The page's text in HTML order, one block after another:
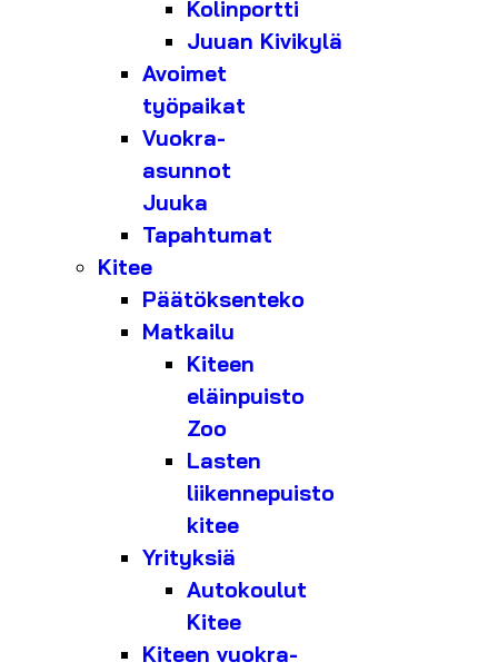
Kolinportti
Juuan Kivikylä
Avoimet
työpaikat
Vuokra-
asunnot
Juuka
Tapahtumat
Kitee
Päätöksenteko
Matkailu
Kiteen
eläinpuisto
Zoo
Lasten
liikennepuisto
kitee
Yrityksiä
Autokoulut
Kitee
Kiteen vuokra-